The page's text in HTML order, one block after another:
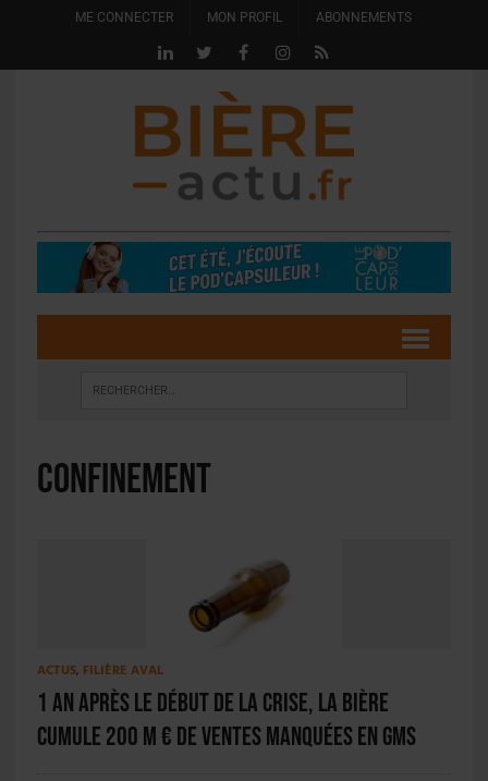
ME CONNECTER MON PROFIL ABONNEMENTS
confinement
ACTUS, FILIÈRE AVAL
1 an après le début de la crise, la bière
cumule 200 M € de ventes manquées en GMS